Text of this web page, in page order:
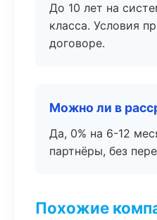
До 10 лет на
класса. Условия
договоре.
Можно ли в
Да, 0% на 6-12
партнёры, без
Похожие